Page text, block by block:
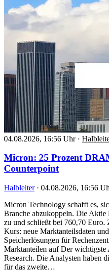
04.08.2026, 16:56 Uhr ·
Micron: 25 Prozent
Counterpoint
Halbleiter · 04.08.2026, 16:56
Micron Technology schafft es,
Branche abzukoppeln. Die Aktie
zu und schließt bei 760,70 Euro.
Kurs: neue Marktanteilsdaten
Speicherlösungen für
Marktanteilen auf Der
Research. Die Analysten haben
für das zweite…